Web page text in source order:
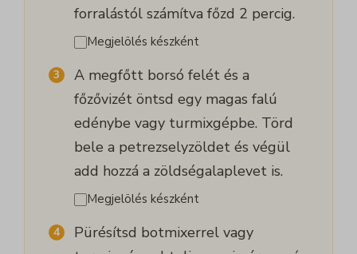
forralástól számítva főzd 2 percig.
Megjelölés készként
A megfőtt borsó felét és a
főzővizét öntsd egy magas falú
edénybe vagy turmixgépbe. Törd
bele a petrezselyzöldet és végül
add hozzá a zöldségalaplevet is.
Megjelölés készként
Pürésítsd botmixerrel vagy